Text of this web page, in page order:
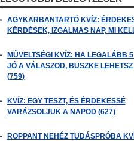
AGYKARBANTARTÓ KVÍZ:
KÉRDÉSEK, IZGALMAS NAP, MI
MŰVELTSÉGI KVÍZ: HA LEGALÁBB
JÓ A VÁLASZOD, BÜSZKE
(759)
KVÍZ: EGY TESZT, ÉS ÉRDEKESSÉ
VARÁZSOLJUK A NAPOD (627)
ROPPANT NEHÉZ TUDÁSPRÓBA